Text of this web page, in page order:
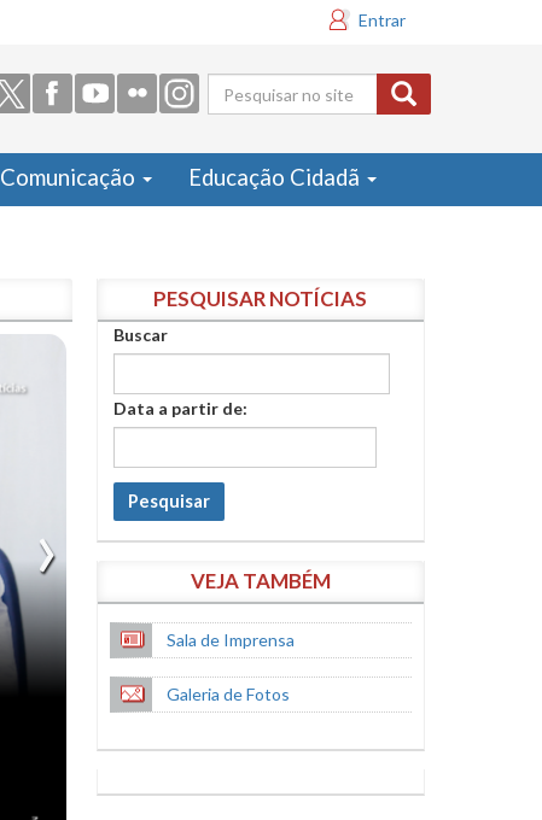
Entrar
Formulário
de busca
Comunicação Educação Cidadã
PESQUISAR NOTÍCIAS
Buscar
Data a partir de:
Pesquisar
VEJA TAMBÉM
Sala de Imprensa
Galeria de Fotos